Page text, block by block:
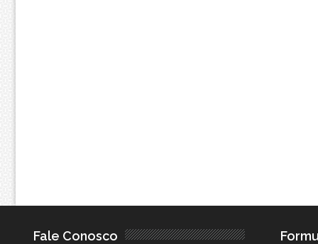
Fale Conosco